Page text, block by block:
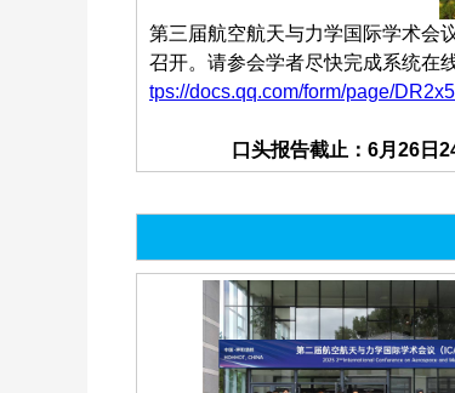
第三届航空航天与力学国际学术会
召开。请参会学者尽快完成系统在
tps://docs.qq.com/form/page/
口头报告截止：6月26日24时